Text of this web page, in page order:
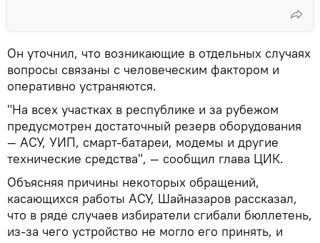
Он уточнил, что возникающие в отдельных случаях
вопросы связаны с человеческим фактором и
оперативно устраняются.
"На всех участках в республике и за рубежом
предусмотрен достаточный резерв оборудования
— АСУ, УИП, смарт-батареи, модемы и другие
технические средства", — сообщил глава ЦИК.
Объясняя причины некоторых обращений,
касающихся работы АСУ, Шайназаров рассказал,
что в ряде случаев избиратели сгибали бюллетень,
из-за чего устройство не могло его принять, и